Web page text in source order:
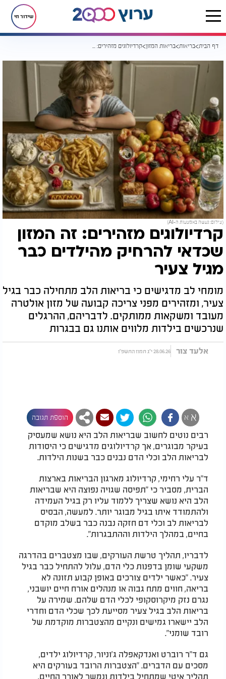
שידור חי
דף הבית בריאות בריאות המזון קרדיולוגים מזהירים: זה המזון שכדאי להרחיק מהילדים כבר מגיל צעיר
(צילום: נעשה באמצעות ה-AI)
קרדיולוגים מזהירים: זה המזון
שכדאי להרחיק מהילדים כבר
מגיל צעיר
מומחי לב מדגישים כי בריאות הלב מתחילה כבר בגיל
צעיר, ומזהירים מפני צריכה קבועה של מזון אולטרה
מעובד ומשקאות ממותקים. לדבריהם, ההרגלים
שנרכשים בילדות מלווים אותנו גם בבגרות
אלעד צור 28.06.26 י"ג תמוז התשפ"ו
א א הוספת תגובה
רבים נוטים לחשוב שבריאות הלב היא נושא שמעסיק
בעיקר מבוגרים, אך קרדיולוגים מדגישים כי היסודות
לבריאות הלב וכלי הדם נבנים כבר בשנות הילדות.
ד"ר עלי רחימי, קרדיולוג מארגון הבריאות בארצות
הברית, מסביר כי "תפיסה שגויה נפוצה היא שבריאות
הלב היא נושא שצריך ללמוד עליו רק בגיל העמידה
ולהתמודד איתו בגיל מבוגר יותר. למעשה, הבסיס
לבריאות לב וכלי דם חזקה נבנה כבר בשלב מוקדם
בחיים, במהלך הילדות וההתבגרות".
לדבריו, תהליך טרשת העורקים, שבו מצטברים בהדרגה
משקעי שומן בדפנות כלי הדם, עלול להתחיל כבר בגיל
צעיר. "כאשר ילדים צורכים באופן קבוע תזונה לא
בריאה, חווים מתח גבוה או מנהלים אורח חיים יושבני,
נגרם נזק מיקרוסקופי לכלי הדם שלהם. שמירה על
בריאות הלב בגיל צעיר מסייעת לכך שכלי הדם וחדרי
הלב יישארו גמישים ונקיים מהצטברות מוקדמת של
רובד שומני".
גם ד"ר רוברט ואנדקאפלה ג'וניור, קרדיולוג ילדים,
מסכים עם הדברים. "הצטברות הרובד בעורקים היא
תהליך איטי שמתחיל בילדות ונמשך לאורך החיים,